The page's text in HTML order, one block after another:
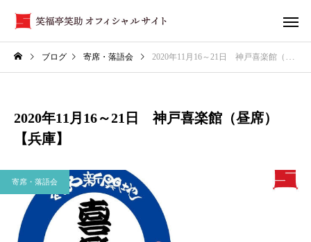
ブログ 寄席・落語会 2020年11月16～21日 神戸喜楽館（昼席）【兵庫】
2020年11月16～21日 神戸喜楽館（昼席）
【兵庫】
寄席・落語会